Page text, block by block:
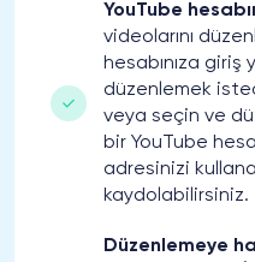
YouTube
videolarını
hesabınıza giriş
düzenlemek
veya seçin ve
bir YouTube
adresinizi
kaydolabilirsiniz.
Düzenlemeye